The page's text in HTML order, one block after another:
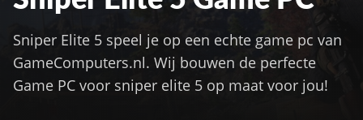
Sniper Elite 5 speel je op een echte game pc van
GameComputers.nl. Wij bouwen de perfecte
Game PC voor sniper elite 5 op maat voor jou!